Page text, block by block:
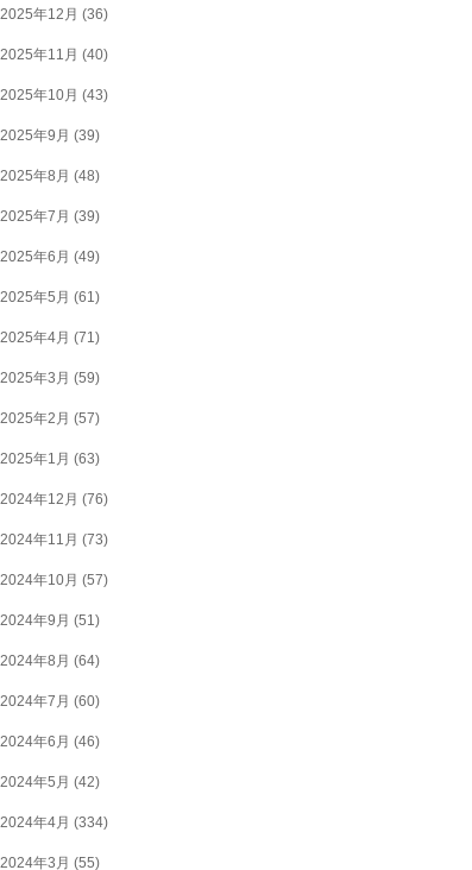
2025年12月 (36)
2025年11月 (40)
2025年10月 (43)
2025年9月 (39)
2025年8月 (48)
2025年7月 (39)
2025年6月 (49)
2025年5月 (61)
2025年4月 (71)
2025年3月 (59)
2025年2月 (57)
2025年1月 (63)
2024年12月 (76)
2024年11月 (73)
2024年10月 (57)
2024年9月 (51)
2024年8月 (64)
2024年7月 (60)
2024年6月 (46)
2024年5月 (42)
2024年4月 (334)
2024年3月 (55)